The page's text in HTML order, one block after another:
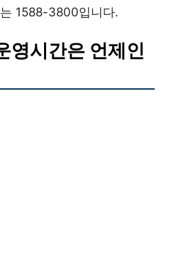
1588-3800입니다.
영시간은 언제인